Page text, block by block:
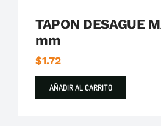
TAPON DESAGUE
mm
$1.72
AÑADIR AL CARRITO